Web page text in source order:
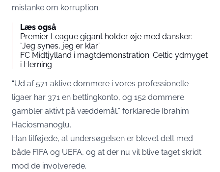
mistanke om korruption.
Læs også
Premier League gigant holder øje med dansker:
“Jeg synes, jeg er klar”
FC Midtjylland i magtdemonstration: Celtic ydmyget
i Herning
“Ud af 571 aktive dommere i vores professionelle
ligaer har 371 en bettingkonto, og 152 dommere
gambler aktivt på væddemål,” forklarede Ibrahim
Haciosmanoglu.
Han tilføjede, at undersøgelsen er blevet delt med
både FIFA og UEFA, og at der nu vil blive taget skridt
mod de involverede.